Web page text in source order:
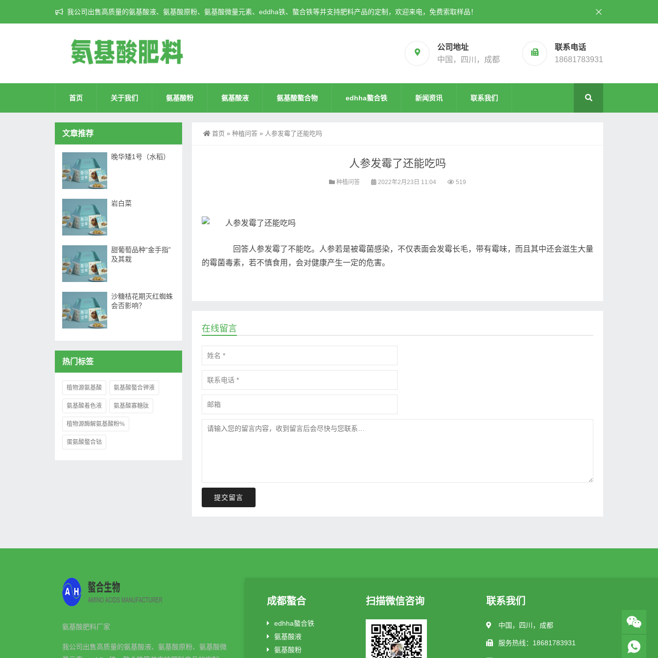
我公司出售高质量的氨基酸液、氨基酸原粉、氨基酸微量元素、eddha铁、螯合铁等并支持肥料产品的定制，欢迎来电，免费索取样品！
公司地址
中国，四川，成都
联系电话
18681783931
首页 关于我们 氨基酸粉 氨基酸液 氨基酸螯合物 edhha螯合铁 新闻资讯 联系我们
首页 » 种植问答 » 人参发霉了还能吃吗
人参发霉了还能吃吗
种植问答 2022年2月23日 11:04 519
回答人参发霉了不能吃。人参若是被霉菌感染，不仅表面会发霉长毛，带有霉味，而且其中还会滋生大量
的霉菌毒素，若不慎食用，会对健康产生一定的危害。
在线留言
提交留言
文章推荐
晚华矮1号（水稻）
岩白菜
甜葡萄品种“金手指”
及其栽
沙糖桔花期灭红蜘蛛
会否影响？
热门标签
植物源氨基酸 氨基酸螯合钾液
氨基酸着色液 氨基酸寡糖肽
植物源酶解氨基酸粉%
蛋氨酸螯合钴
氨基酸肥料厂家
我公司出售高质量的氨基酸液、氨基酸原粉、氨基酸微
成都螯合
edhha螯合铁
氨基酸液
氨基酸粉
扫描微信咨询 联系我们
中国，四川，成都
服务热线：18681783931